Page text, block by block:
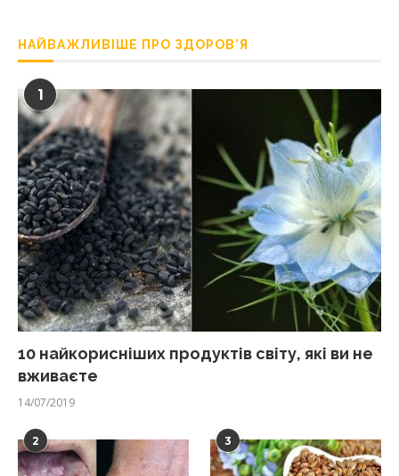
НАЙВАЖЛИВІШЕ ПРО ЗДОРОВ’Я
1
10 найкорисніших продуктів світу, які ви не
вживаєте
14/07/2019
2 3